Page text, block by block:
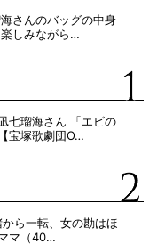
さんのバッグの中身
しみながら…
七瑠海さん 「エビの
宝塚歌劇団O…
ら一転、女の勘はほ
マ（40…